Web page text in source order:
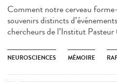
Comment notre cerveau
souvenirs distincts
chercheurs de l’Institut Pasteur
NEUROSCIENCES MÉMOIRE